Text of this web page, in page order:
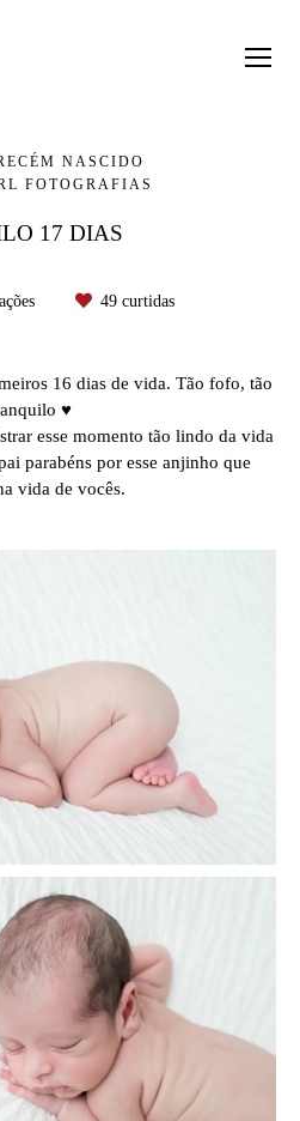
NASCIDO
FOTOGRAFIAS
17 DIAS
49 curtidas
16 dias de vida. Tão fofo, tão
♥
esse momento tão lindo da vida
parabéns por esse anjinho que
vida de vocês.